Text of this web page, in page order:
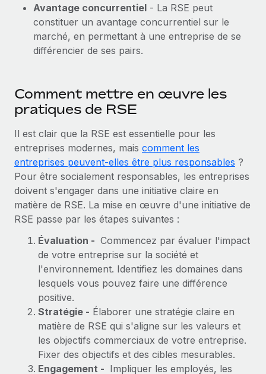
Avantage concurrentiel - La RSE peut
constituer un avantage concurrentiel sur le
marché, en permettant à une entreprise de se
différencier de ses pairs.
Comment mettre en œuvre les
pratiques de RSE
Il est clair que la RSE est essentielle pour les
entreprises modernes, mais comment les
entreprises peuvent-elles être plus responsables ?
Pour être socialement responsables, les entreprises
doivent s'engager dans une initiative claire en
matière de RSE. La mise en œuvre d'une initiative de
RSE passe par les étapes suivantes :
Évaluation - Commencez par évaluer l'impact
de votre entreprise sur la société et
l'environnement. Identifiez les domaines dans
lesquels vous pouvez faire une différence
positive.
Stratégie - Élaborer une stratégie claire en
matière de RSE qui s'aligne sur les valeurs et
les objectifs commerciaux de votre entreprise.
Fixer des objectifs et des cibles mesurables.
Engagement - Impliquer les employés, les